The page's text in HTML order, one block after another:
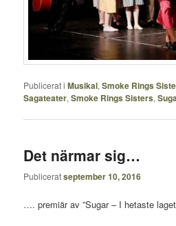
Publicerat i Musikal,Smoke Rings
Sagateater,Smoke Rings Sisters,
Det närmar sig…
Publiceratseptember 10, 2016
…. premiär av ”Sugar – I hetaste